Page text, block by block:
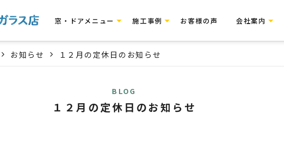
窓・ドアメニュー 施工事例 お客様の声 会社案内
お知らせ １２月の定休日のお知らせ
BLOG
１２月の定休日のお知らせ